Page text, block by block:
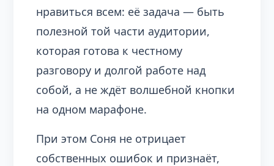
нравиться всем: её задача — быть
полезной той части аудитории,
которая готова к честному
разговору и долгой работе над
собой, а не ждёт волшебной кнопки
на одном марафоне.
При этом Соня не отрицает
собственных ошибок и признаёт,